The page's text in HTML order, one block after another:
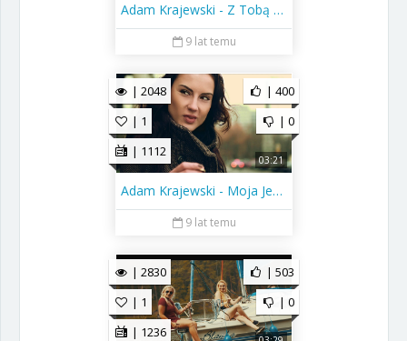
Adam Krajewski - Z Tobą być
9 lat temu
| 2048
| 1
| 1112
| 400
| 0
03:21
Adam Krajewski - Moja Jedyna
9 lat temu
| 2830
| 1
| 1236
| 503
| 0